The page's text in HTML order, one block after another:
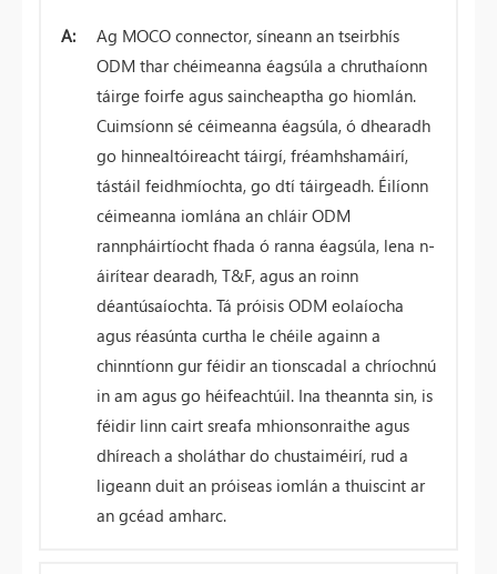
A:
Ag MOCO connector, síneann an tseirbhís
ODM thar chéimeanna éagsúla a chruthaíonn
táirge foirfe agus saincheaptha go hiomlán.
Cuimsíonn sé céimeanna éagsúla, ó dhearadh
go hinnealtóireacht táirgí, fréamhshamáirí,
tástáil feidhmíochta, go dtí táirgeadh. Éilíonn
céimeanna iomlána an chláir ODM
rannpháirtíocht fhada ó ranna éagsúla, lena n-
áirítear dearadh, T&F, agus an roinn
déantúsaíochta. Tá próisis ODM eolaíocha
agus réasúnta curtha le chéile againn a
chinntíonn gur féidir an tionscadal a chríochnú
in am agus go héifeachtúil. Ina theannta sin, is
féidir linn cairt sreafa mhionsonraithe agus
dhíreach a sholáthar do chustaiméirí, rud a
ligeann duit an próiseas iomlán a thuiscint ar
an gcéad amharc.